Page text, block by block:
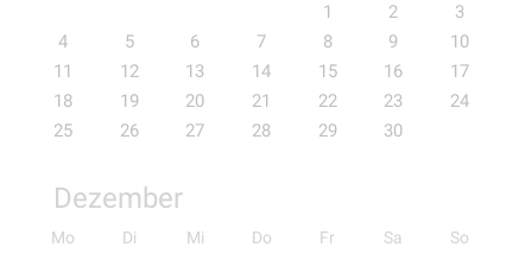
1 2
3
4
5 6 7 8 9
10
11
12 13 14 15 16
17
18
19 20 21 22 23
24
25
26 27 28 29 30
Dezember
Mo Di Mi Do Fr Sa So